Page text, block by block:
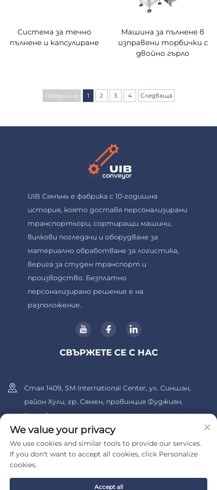
Система за течно
пълнене и капсулиране
Машинa за пълнене в
изправени торбички с
двойно гърло
Предишна 1 2 3 4 Следваща
UIB Сямънь е фабрика с 10-годишна
история, която доставя персонализирани
транспортьори, сортиращи машини,
вилкови погледачи и оборудване за
материално обработване за логистика,
верига за студен транспорт и
производство. Безплатно
персонализирано решение е на
разположение.
СВЪРЖЕТЕ СЕ С НАС
Стая 1409, SM International Center, ул. Синшан,
район Хули, гр. Сямен, провинция Фуджиян,
Китай.
+86-13600956803
[email protected]
We value your privacy
We use cookies and similar tools to provide our services.
If you don't want to accept all cookies, click Personalize
cookies.
Accept all